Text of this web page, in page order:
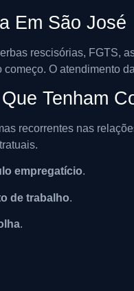
Em São José
rescisórias, FGTS,
O atendimento
Tenham
recorrentes nas
empregatício.
de trabalho.
.